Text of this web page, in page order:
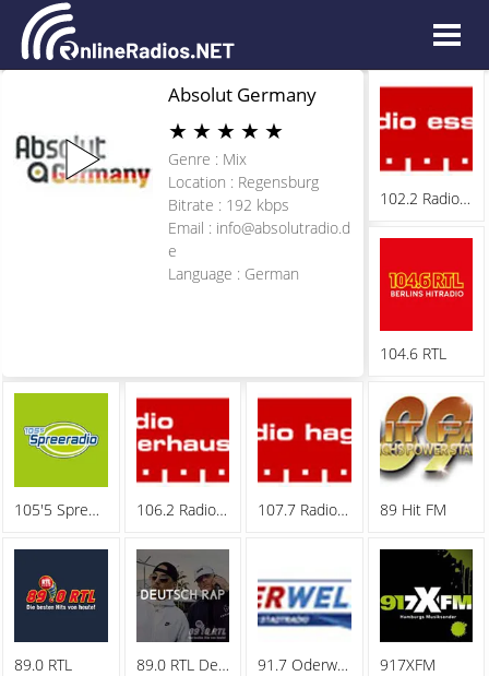
Absolut Germany
★ ★ ★ ★ ★
Genre : Mix
Location : Regensburg
Bitrate : 192 kbps
Email : info@absolutradio.d
e
Language : German
102.2 Radio Essen
104.6 RTL
105'5 Spreeradio 106.2 Radio Oberhausen 107.7 Radio Hagen 89 Hit FM
89.0 RTL 89.0 RTL Deutschrap 91.7 Oderwelle 917XFM